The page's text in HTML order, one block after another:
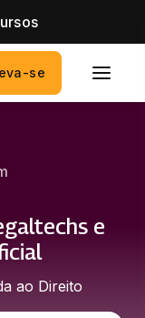
se
e
ao Direito